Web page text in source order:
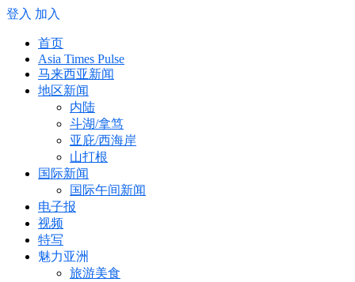
登入 加入
首页
Asia Times Pulse
马来西亚新闻
地区新闻
内陆
斗湖/拿笃
亚庇/西海岸
山打根
国际新闻
国际午间新闻
电子报
视频
特写
魅力亚洲
旅游美食